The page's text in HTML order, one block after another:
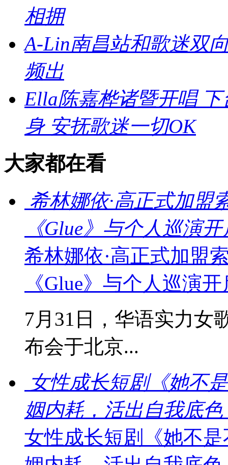
相拥
A-Lin南昌站和歌迷双
频出
Ella陈嘉桦诸暨开唱
身 安抚歌迷一切OK
大家都在看
希林娜依·高正式加盟
《Glue》与个人巡演
希林娜依·高正式加盟
《Glue》与个人巡演
7月31日，华语实力女
布会于北京...
女性成长短剧《她不
姻内耗，活出自我底色
女性成长短剧《她不